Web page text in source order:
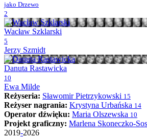
jako Drzewo
2
Wacław Szklarski
5
Jerzy Szmidt
Danuta Rastawicka
10
Ewa Milde
Reżyseria: Sławomir Pietrzykowski 15
Reżyser nagrania: Krystyna Urbańska 14
Operator dźwięku: Maria Olszewska 10
Projekt graficzny: Marlena Skoneczko-
2019-2026